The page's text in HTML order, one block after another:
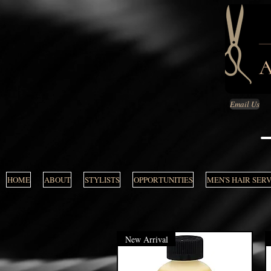
Email Us
HOME ABOUT STYLISTS OPPORTUNITIES MEN'S HAIR
New Arrival